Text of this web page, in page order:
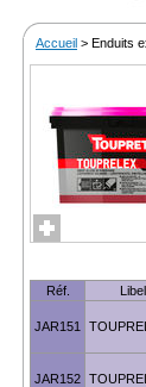
Accueil > Enduits
Réf.
JAR151
JAR152